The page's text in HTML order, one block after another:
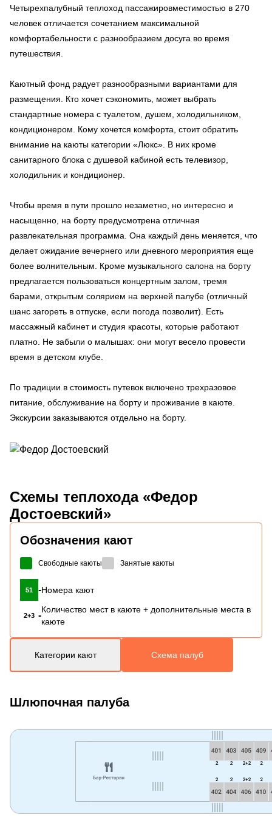
Четырехпалубный теплоход пассажировместимостью в 270
человек отличается сочетанием максимальной
комфортабельности с разнообразием досуга во время
путешествия.
Каютный фонд радует разнообразными вариантами для
размещения. Кто хочет сэкономить, может выбрать
стандартные номера с туалетом, душем, холодильником,
кондиционером. Кому хочется комфорта, стоит обратить
внимание на каюты категории «Люкс». В них кроме
санитарного блока с душевой кабиной есть телевизор,
холодильник и кондиционер.
Чтобы время в пути прошло незаметно, но интересно и
насыщенно, на борту предусмотрена отличная
развлекательная программа. Она каждый день меняется, что
делает ожидание вечернего или дневного мероприятия еще
более волнительным. Кроме музыкального салона на борту
предлагается пользоваться концертным залом, тремя
барами, открытым солярием на верхней палубе (отличный
шанс загореть в отпуске, если погода позволит). Есть
массажный кабинет и студия красоты, которые работают
платно. Не забыли о малышах: они могут весело провести
время в детском клубе.
По традиции в стоимость путевок включено трехразовое
питание, обслуживание на борту и проживание в каюте.
Экскурсии заказываются отдельно на борту.
Схемы теплохода «Федор
Достоевский»
Обозначения кают
Свободные каюты Занятые каюты
51 -Номера кают
2+3 -
Количество мест в каюте + дополнительные места в
каюте
Категории кают Схема палуб
Шлюпочная палуба